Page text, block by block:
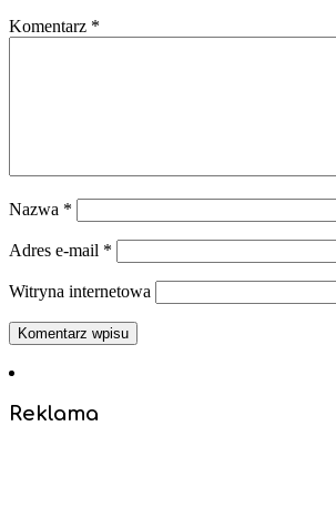
Komentarz *
Nazwa *
Adres e-mail *
Witryna internetowa
Reklama